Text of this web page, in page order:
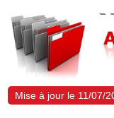
Mise à jour le 11/07/